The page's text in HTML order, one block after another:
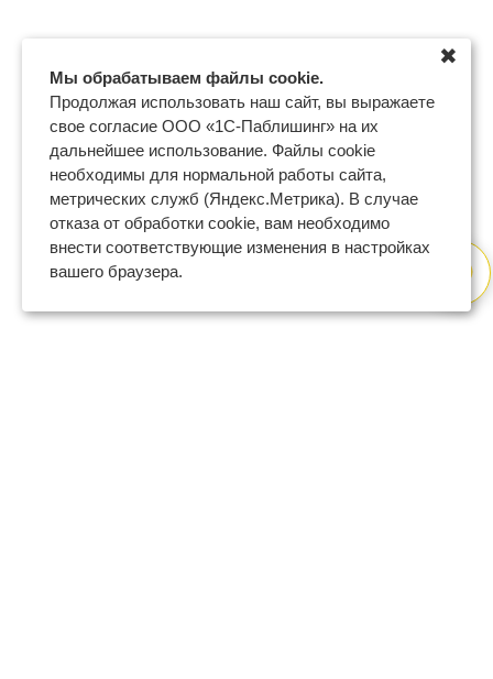
Мы обрабатываем файлы cookie.
Продолжая использовать наш сайт, вы выражаете
свое согласие ООО «1С-Паблишинг» на их
дальнейшее использование. Файлы cookie
необходимы для нормальной работы сайта,
метрических служб (Яндекс.Метрика). В случае
отказа от обработки cookie, вам необходимо
внести соответствующие изменения в настройках
вашего браузера.
✖